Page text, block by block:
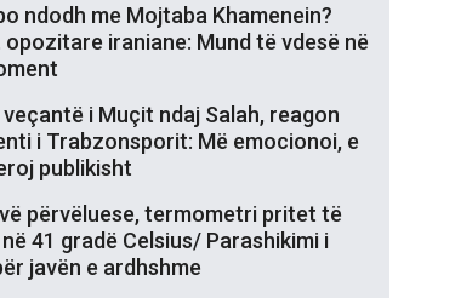
ndodh me Mojtaba Khamenein?
opozitare iraniane: Mund të vdesë në
veçantë i Muçit ndaj Salah, reagon
i Trabzonsporit: Më emocionoi, e
publikisht
përvëluese, termometri pritet të
41 gradë Celsius/ Parashikimi i
javën e ardhshme